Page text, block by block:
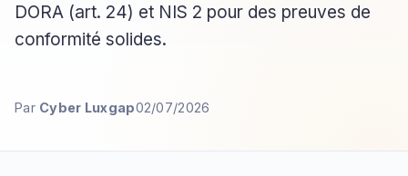
DORA (art. 24) et NIS 2 pour des preuves de
conformité solides.
Par Cyber Luxgap02/07/2026